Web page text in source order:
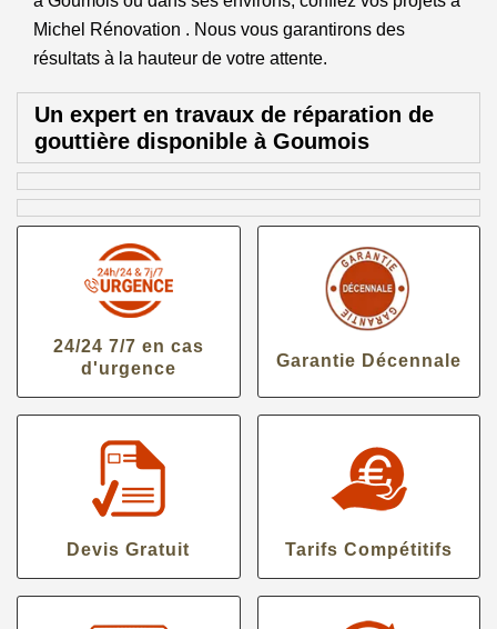
Michel Rénovation . Nous vous garantirons des
résultats à la hauteur de votre attente.
Un expert en travaux de réparation de
gouttière disponible à Goumois
24/24 7/7 en cas
d'urgence
Garantie Décennale
Devis Gratuit Tarifs Compétitifs